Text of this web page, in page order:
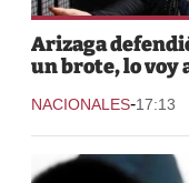
Arizaga
un brote, lo voy
NACIONALES-17:13